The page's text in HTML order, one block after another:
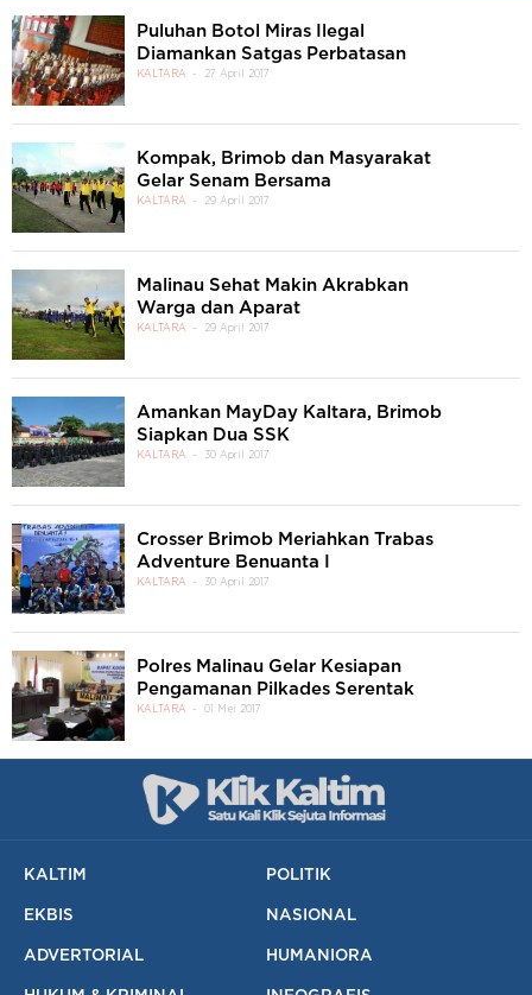
Puluhan Botol Miras Ilegal
Diamankan Satgas Perbatasan
KALTARA 27 April 2017
Kompak, Brimob dan Masyarakat
Gelar Senam Bersama
KALTARA 29 April 2017
Malinau Sehat Makin Akrabkan
Warga dan Aparat
KALTARA 29 April 2017
Amankan MayDay Kaltara, Brimob
Siapkan Dua SSK
KALTARA 30 April 2017
Crosser Brimob Meriahkan Trabas
Adventure Benuanta I
KALTARA 30 April 2017
Polres Malinau Gelar Kesiapan
Pengamanan Pilkades Serentak
KALTARA 01 Mei 2017
KALTIM POLITIK
EKBIS NASIONAL
ADVERTORIAL HUMANIORA